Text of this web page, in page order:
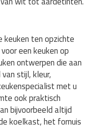
keuken ten opzichte
een keuken op
ontwerpen die aan
stijl, kleur,
met u
ook praktisch
bijvoorbeeld altijd
koelkast, het fornuis